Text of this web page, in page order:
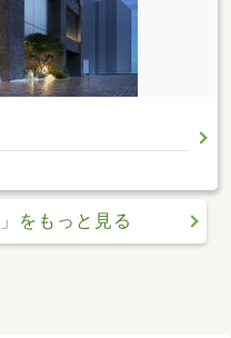
」をもっと見る